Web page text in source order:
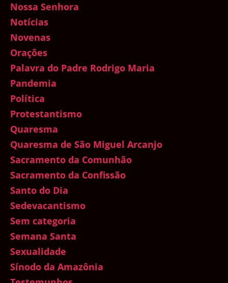
Nossa Senhora
Notícias
Novenas
Orações
Palavra do Padre Rodrigo Maria
Pandemia
Política
Protestantismo
Quaresma
Quaresma de São Miguel Arcanjo
Sacramento da Comunhão
Sacramento da Confissão
Santo do Dia
Sedevacantismo
Sem categoria
Semana Santa
Sexualidade
Sínodo da Amazônia